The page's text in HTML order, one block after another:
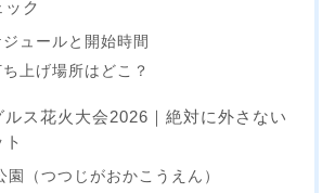
ク
ジュールと開始時間
上げ場所はどこ？
ルス花火大会2026｜絶対に外さない
（つつじがおかこうえん）